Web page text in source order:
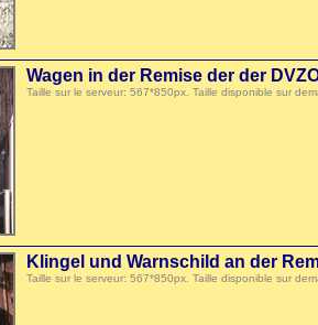
Wagen in der Remise der der
Taille sur le serveur: 567*850px. Taille disponible sur
Klingel und Warnschild an der
Taille sur le serveur: 567*850px. Taille disponible sur